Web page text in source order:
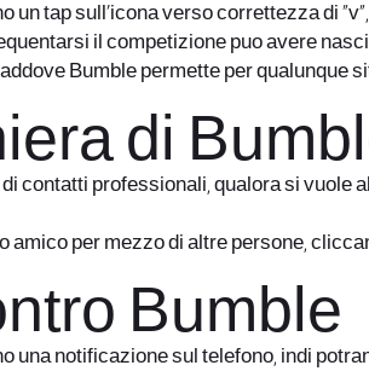
tap sull’icona verso correttezza di
il competizione puo avere
Bumble permette per qualunque
di
contatti professionali, qualora si vuole
per mezzo di altre persone,
Bumble
una notificazione sul telefono, indi